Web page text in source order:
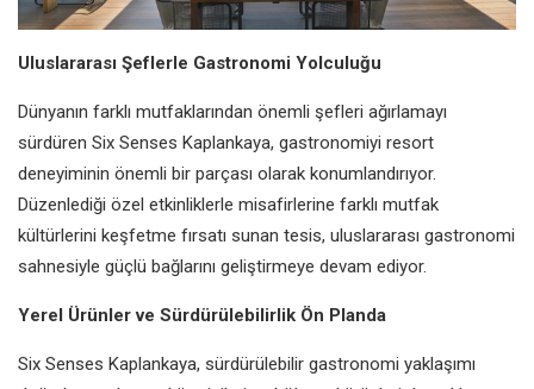
Uluslararası Şeflerle Gastronomi Yolculuğu
Dünyanın farklı mutfaklarından önemli şefleri ağırlamayı
sürdüren Six Senses Kaplankaya, gastronomiyi resort
deneyiminin önemli bir parçası olarak konumlandırıyor.
Düzenlediği özel etkinliklerle misafirlerine farklı mutfak
kültürlerini keşfetme fırsatı sunan tesis, uluslararası gastronomi
sahnesiyle güçlü bağlarını geliştirmeye devam ediyor.
Yerel Ürünler ve Sürdürülebilirlik Ön Planda
Six Senses Kaplankaya, sürdürülebilir gastronomi yaklaşımı